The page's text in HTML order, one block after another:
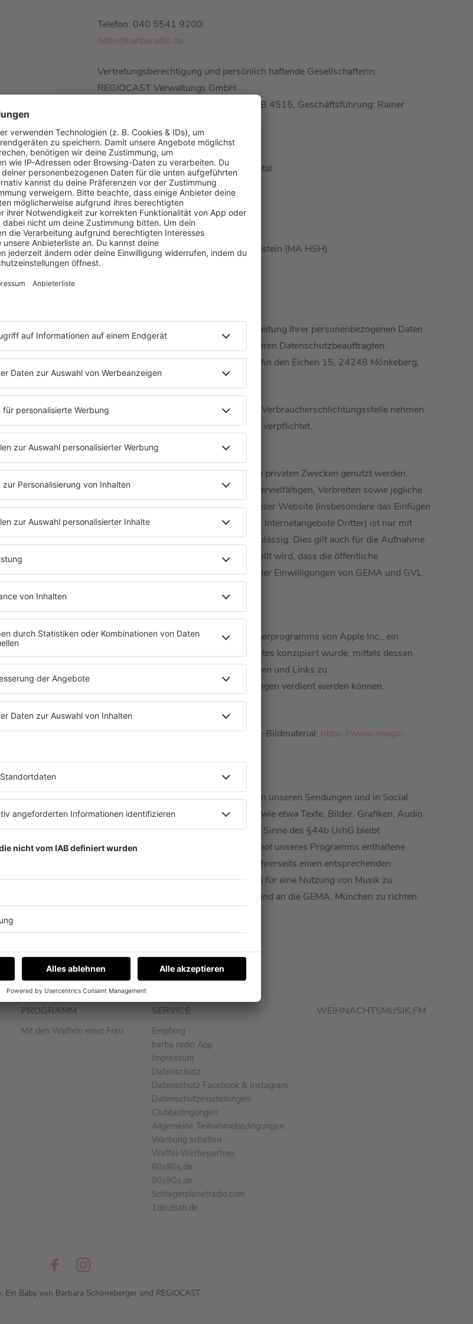
Telefon: 040 5541 9200
hello@barbaradio.de
Vertretungsberechtigung und persönlich haftende Gesellschafterin:
REGIOCAST Verwaltungs GmbH
Registerangaben: Amtsgericht Kiel, HRB 4515, Geschäftsführung: Rainer
Inhaltliche Verantwortung
Sebastian Voigt, Programmdirektor digital
Wilhelm Kabus Straße 70
10829 Berlin
Zuständige Aufsichtsbehörde
Medienanstalt Hamburg/Schleswig-Holstein (MA HSH)
Rathausallee 72-76
Sollten Sie Fragen im Bezug zur Verarbeitung Ihrer personenbezogenen Daten
haben, so wenden Sie sich bitte an unseren Datenschutzbeauftragten:
compolicy GmbH, Dr. Christian Wolff, An den Eichen 15, 24248 Mönkeberg,
info@compolicy.de
An Streitbeilegungsverfahren vor einer Verbraucherschlichtungsstelle nehmen
wir nicht teil und sind hierzu auch nicht verpflichtet.
Der Inhalt unserer Webseite darf nur zu privaten Zwecken genutzt werden.
Urheberrechte sind zu beachten. Das Vervielfältigen, Verbreiten sowie jegliche
öffentliche Wiedergabe von Inhalten dieser Website (insbesondere das Einfügen
von Audio-Streams in Plattformen oder Internetangebote Dritter) ist nur mit
unserem schriftlichen Einverständnis zulässig. Dies gilt auch für die Aufnahme
in elektronische Datenbanken. Klargestellt wird, dass die öffentliche
Wiedergabe von Audio-Streams auch der Einwilligungen von GEMA und GVL
Hinweis auf Apple Partnerprogramm
Diese Website ist Teilnehmer des Partnerprogramms von Apple Inc., ein
Partnerwerbeprogramm, das für Websites konzipiert wurde, mittels dessen
durch die Platzierung von Werbeanzeigen und Links zu
itunes.apple.com Werbekostenerstattungen verdient werden können.
Bildmaterial
Auf dieser Seite verwenden wir IMAGO-Bildmaterial: https://www.imago-
Eine Nutzung aller auf dieser Website, in unseren Sendungen und in Social
Media Angeboten eingestellten Inhalte (wie etwa Texte, Bilder, Grafiken, Audio
und Video) für Text und Data Mining im Sinne des §44b UrhG bleibt
ausdrücklich vorbehalten. Die im Angebot unseres Programms enthaltene
Musik ist von der GEMA lizenziert, die ihrerseits einen entsprechenden
Vorbehalt ausgesprochen hat. Anfragen für eine Nutzung von Musik zu
Zwecken des Text- und Data-Minings sind an die GEMA, München zu richten.
PROGRAMM
Mit den Waffeln einer Frau
SERVICE
Empfang
barba radio App
Impressum
Datenschutz
Datenschutz Facebook & Instagram
Datenschutzeinstellungen
Clubbedingungen
Allgemeine Teilnahmebedingungen
Werbung schalten
Waffel-Werbepartner
80s80s.de
90s90s.de
Schlagerplanetradio.com
1deutsch.de
WEIHNACHTSMUSIK.FM
Ein Baby von Barbara Schöneberger und REGIOCAST.